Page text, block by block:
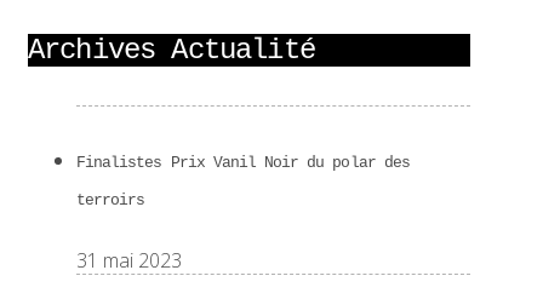
Archives Actualité
Finalistes Prix Vanil Noir du polar des
terroirs
31 mai 2023